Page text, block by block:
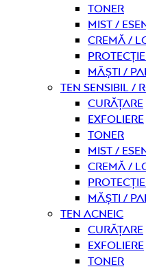
Toner
Mist /
Cremă /
Măști /
Ten sensibil /
curățare
Exfoliere
Toner
Mist /
Cremă /
Măști /
Ten acneic
curățare
Exfoliere
Toner